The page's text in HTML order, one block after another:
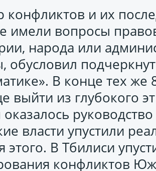
конфликтов и их
имели вопросы
народа или
обусловил
В конце тех же
выйти из глубокого
власти упустили
этого. В Тбилиси
конфликтов